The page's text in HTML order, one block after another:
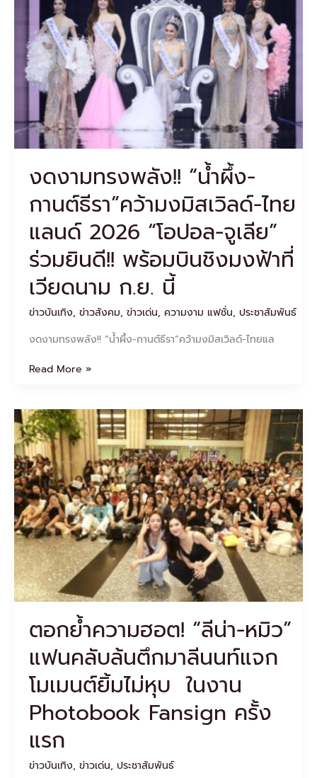
งดงามทรงพลัง!! “น้ำผึ้ง-
กานต์ธีรา”คว้ามงมิสเวิลด์-ไทย
แลนด์ 2026 “โอปอล-จูเลีย”
ร่วมยินดี!! พร้อมบินชิงมงฟ้าที่
เวียดนาม ก.ย. นี้
ข่าวบันเทิง, ข่าวสังคม, ข่าวเด่น, ความงาม แฟชั่น, ประชาสัมพันธ์
งดงามทรงพลัง!! “น้ำผึ้ง-กานต์ธีรา”คว้ามงมิสเวิลด์-ไทยแล
ผึ้ง-
กานต์
ธีรา”คว้า
ม
งมิส
เวิลด์-
ไทย
แลนด์
2026
ปอล-
จู
เลีย”
ร่วม
ยินดี!!
บิน
งมง
ฟ้า
ที่
เวียดนาม
นี้
Read More »
ตอกย้ำความฮอต! “ลีน่า-หมิว”
แฟนคลับล้นตึกมาลีนนท์แจก
โมเมนต์ยิ้มไม่หุบ ในงาน
Photobook Fansign ครั้ง
แรก
ข่าวบันเทิง, ข่าวเด่น, ประชาสัมพันธ์
ตอกย้ำ
ความ
ฮอต!
“ลี
น่า-
หมิว”
แฟน
คลับ
ล้น
ตึก
มาลี
นนท์
แจก
ยิ้ม
ไม่
หุบ
ใน
งาน
Fansign
แรก